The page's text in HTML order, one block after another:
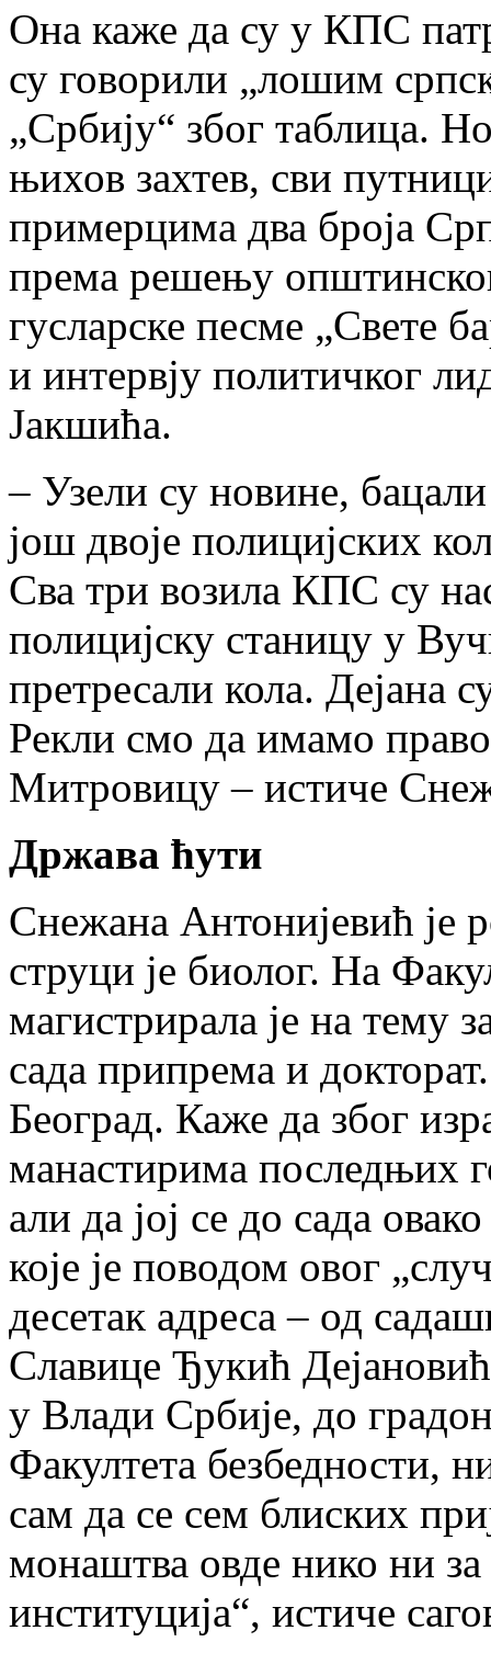
Она каже да су у КПС
су говорили „лошим
„Србију“ због таблица.
њихов захтев, сви
примерцима два броја
према решењу
гусларске песме „Свете
и интервју политичког
Јакшића.
– Узели су новине,
још двоје полицијских
Сва три возила КПС су
полицијску станицу у
претресали кола. Дејана
Рекли смо да имамо
Митровицу – истиче
Држава ћути
Снежана Антонијевић је
струци је биолог. На
магистрирала је на тему
сада припрема и
Београд. Каже да због
манастирима последњих
али да јој се до сада
које је поводом овог
десетак адреса – од
Славице Ђукић
у Влади Србије, до
Факултета безбедности,
сам да се сем блиских
монаштва овде нико ни
институција“, истиче